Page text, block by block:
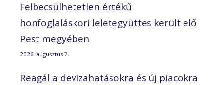
Felbecsülhetetlen értékű
honfoglaláskori leletegyüttes került elő
Pest megyében
2026. augusztus 7.
Reagál a devizahatásokra és új piacokra